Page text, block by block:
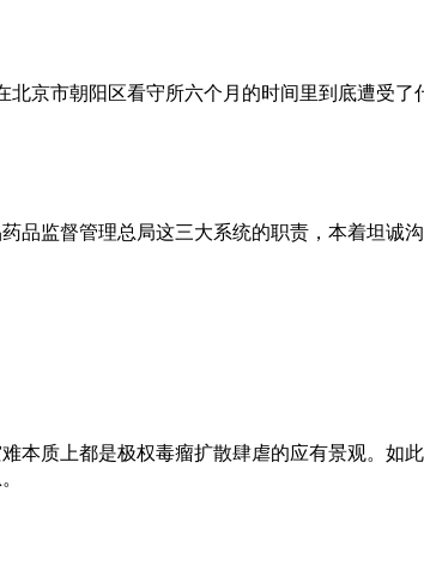
京市朝阳区看守所六个月的时间里到底遭受
品监督管理总局这三大系统的职责，本着坦诚
本质上都是极权毒瘤扩散肆虐的应有景观。如